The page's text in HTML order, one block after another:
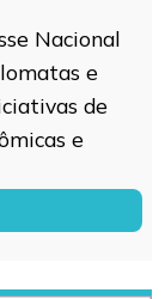
Nacional
e
de
e